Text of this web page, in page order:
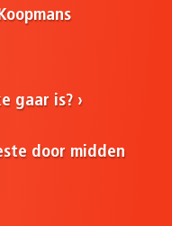
gaar is?
door midden